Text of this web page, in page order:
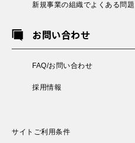
新規事業の組織でよくある問題
お問い合わせ
FAQ/お問い合わせ
採用情報
サイトご利用条件